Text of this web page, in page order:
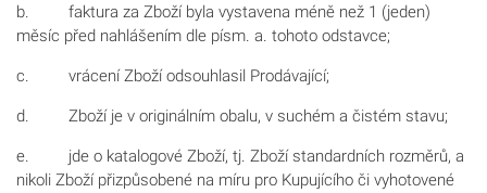
b. faktura za Zboží byla vystavena méně než 1 (jeden)
měsíc před nahlášením dle písm. a. tohoto odstavce;
c. vrácení Zboží odsouhlasil Prodávající;
d. Zboží je v originálním obalu, v suchém a čistém stavu;
e. jde o katalogové Zboží, tj. Zboží standardních rozměrů, a
nikoli Zboží přizpůsobené na míru pro Kupujícího či vyhotovené